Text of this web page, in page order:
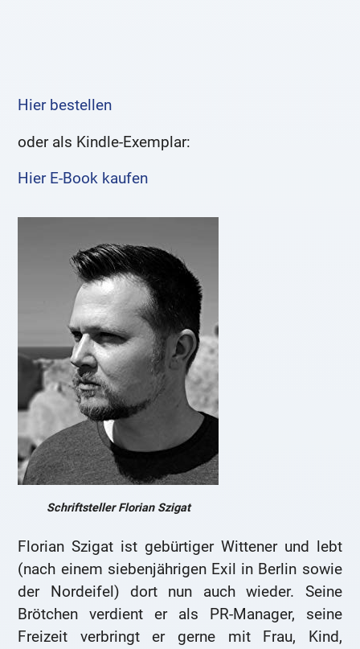
Hier bestellen
oder als Kindle-Exemplar:
Hier E-Book kaufen
Schriftsteller Florian Szigat
Florian Szigat ist gebürtiger Wittener und lebt
(nach einem siebenjährigen Exil in Berlin sowie
der Nordeifel) dort nun auch wieder. Seine
Brötchen verdient er als PR-Manager, seine
Freizeit verbringt er gerne mit Frau, Kind,